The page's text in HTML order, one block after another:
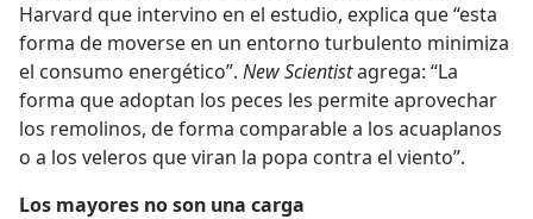
Harvard que intervino en el estudio, explica que “esta
forma de moverse en un entorno turbulento minimiza
el consumo energético”. New Scientistagrega: “La
forma que adoptan los peces les permite aprovechar
los remolinos, de forma comparable a los acuaplanos
o a los veleros que viran la popa contra el viento”.
Los mayores no son una carga